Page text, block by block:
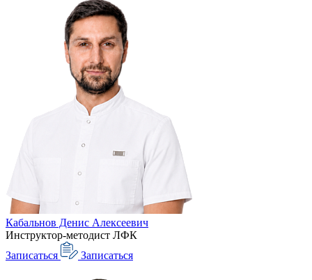
Кабальнов Денис Алексеевич
Инструктор-методист ЛФК
Записаться
Записаться